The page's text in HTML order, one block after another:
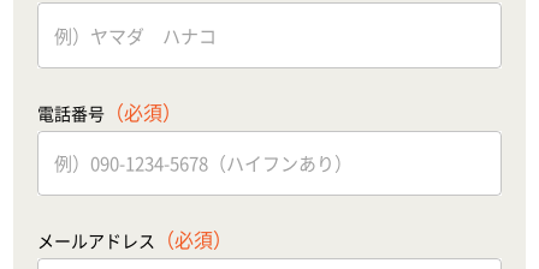
電話番号 （必須）
メールアドレス （必須）